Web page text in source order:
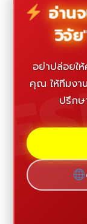
อ่าน
วิจั
อย่าปล่อยใ
คุณ ให้ทีมงา
ปรึก